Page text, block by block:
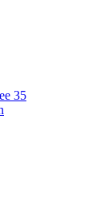
35